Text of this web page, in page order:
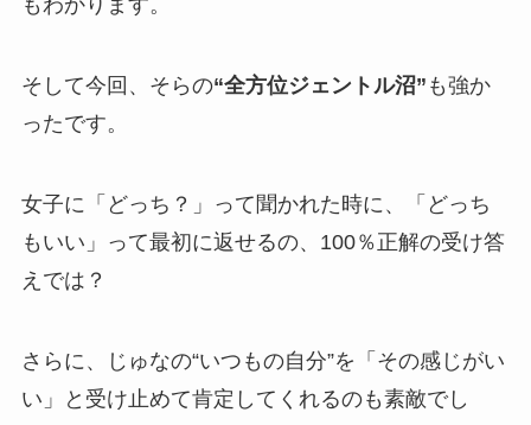
もわかります。
そして今回、そらの“全方位ジェントル沼” も強か
ったです。
女子に「どっち？」って聞かれた時に、「どっち
もいい」って最初に返せるの、100％正解の受け答
えでは？
さらに、じゅなの“いつもの自分”を「その感じがい
い」と受け止めて肯定してくれるのも素敵でし